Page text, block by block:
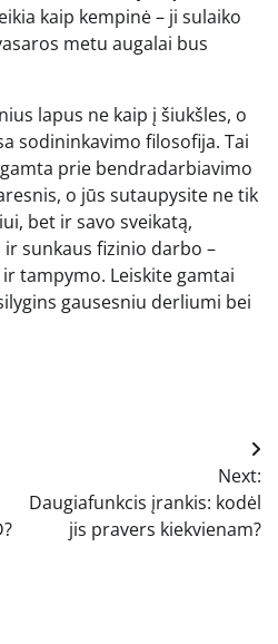
kaip kempinė – ji sulaiko
metu augalai bus
lapus ne kaip į šiukšles, o
sodininkavimo filosofija. Tai
prie bendradarbiavimo
o jūs sutaupysite ne tik
bet ir savo sveikatą,
sunkaus fizinio darbo –
tampymo. Leiskite gamtai
gausesniu derliumi bei
Next:
Daugiafunkcis įrankis: kodėl
jis pravers kiekvienam?